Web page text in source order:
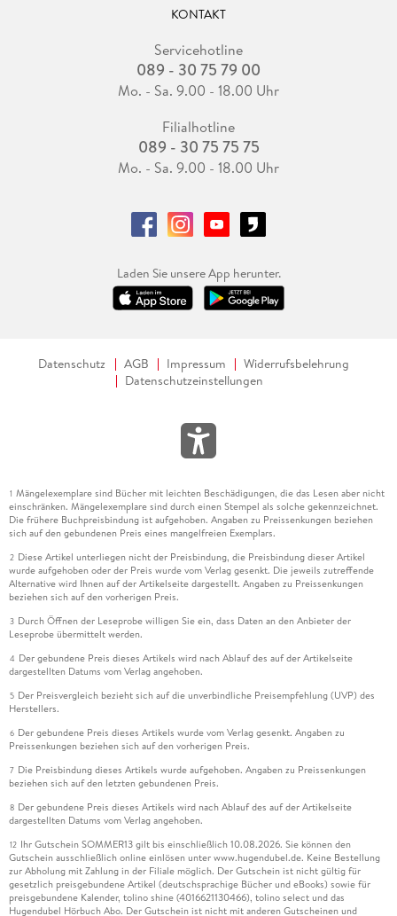
KONTAKT
Servicehotline
089 - 30 75 79 00
Mo. - Sa. 9.00 - 18.00 Uhr
Filialhotline
089 - 30 75 75 75
Mo. - Sa. 9.00 - 18.00 Uhr
Laden Sie unsere App herunter.
Datenschutz AGB Impressum
Widerrufsbelehrung
Datenschutzeinstellungen
1 Mängelexemplare sind Bücher mit leichten Beschädigungen, die das Lesen aber nicht
einschränken. Mängelexemplare sind durch einen Stempel als solche gekennzeichnet.
Die frühere Buchpreisbindung ist aufgehoben. Angaben zu Preissenkungen beziehen
sich auf den gebundenen Preis eines mangelfreien Exemplars.
2 Diese Artikel unterliegen nicht der Preisbindung, die Preisbindung dieser Artikel
wurde aufgehoben oder der Preis wurde vom Verlag gesenkt. Die jeweils zutreffende
Alternative wird Ihnen auf der Artikelseite dargestellt. Angaben zu Preissenkungen
beziehen sich auf den vorherigen Preis.
3 Durch Öffnen der Leseprobe willigen Sie ein, dass Daten an den Anbieter der
Leseprobe übermittelt werden.
4 Der gebundene Preis dieses Artikels wird nach Ablauf des auf der Artikelseite
dargestellten Datums vom Verlag angehoben.
5 Der Preisvergleich bezieht sich auf die unverbindliche Preisempfehlung (UVP) des
Herstellers.
6 Der gebundene Preis dieses Artikels wurde vom Verlag gesenkt. Angaben zu
Preissenkungen beziehen sich auf den vorherigen Preis.
7 Die Preisbindung dieses Artikels wurde aufgehoben. Angaben zu Preissenkungen
beziehen sich auf den letzten gebundenen Preis.
8 Der gebundene Preis dieses Artikels wird nach Ablauf des auf der Artikelseite
dargestellten Datums vom Verlag angehoben.
12 Ihr Gutschein SOMMER13 gilt bis einschließlich 10.08.2026. Sie können den
Gutschein ausschließlich online einlösen unter www.hugendubel.de. Keine Bestellung
zur Abholung mit Zahlung in der Filiale möglich. Der Gutschein ist nicht gültig für
gesetzlich preisgebundene Artikel (deutschsprachige Bücher und eBooks) sowie für
preisgebundene Kalender, tolino shine (4016621130466), tolino select und das
Hugendubel Hörbuch Abo. Der Gutschein ist nicht mit anderen Gutscheinen und